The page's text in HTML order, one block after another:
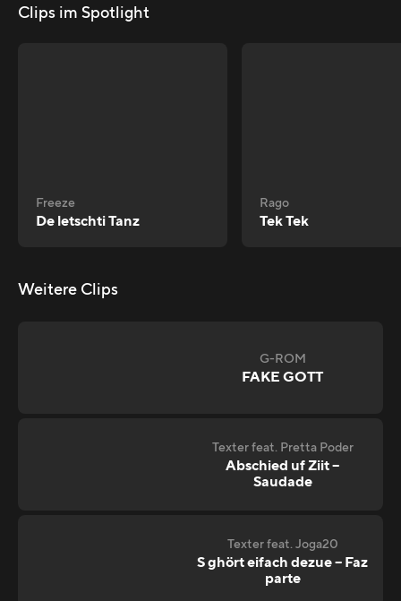
Clips im Spotlight
Freeze
De letschti Tanz
Rago
Tek Tek
Weitere Clips
G-ROM
FAKE GOTT
Texter feat. Pretta Poder
Abschied uf Ziit –
Saudade
Texter feat. Joga20
S ghört eifach dezue – Faz
parte